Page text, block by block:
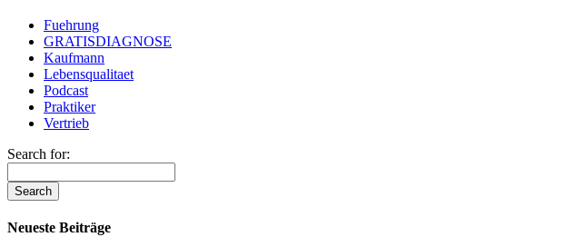
Fuehrung
GRATISDIAGNOSE
Kaufmann
Lebensqualitaet
Podcast
Praktiker
Vertrieb
Search for:
Neueste Beiträge